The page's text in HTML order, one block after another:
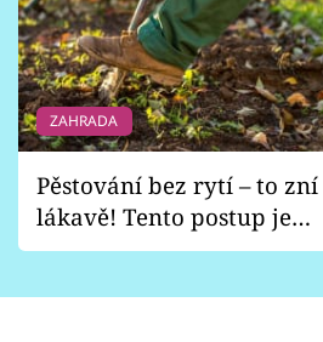
ZAHRADA
Pěstování bez rytí – to zní
lákavě! Tento postup je
vhodný jen pro některé